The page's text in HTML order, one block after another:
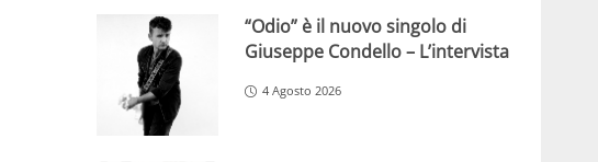
“Odio” è il nuovo singolo di
Giuseppe Condello – L’intervista
4 Agosto 2026